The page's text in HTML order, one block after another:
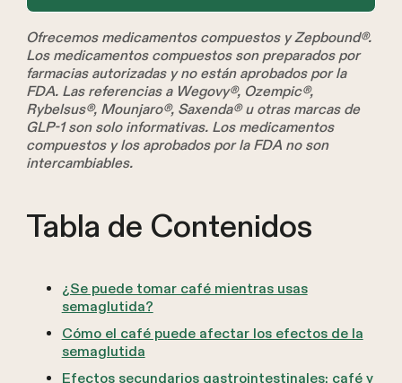
Ofrecemos medicamentos compuestos y Zepbound®.
Los medicamentos compuestos son preparados por
farmacias autorizadas y no están aprobados por la
FDA. Las referencias a Wegovy®, Ozempic®,
Rybelsus®, Mounjaro®, Saxenda® u otras marcas de
GLP-1 son solo informativas. Los medicamentos
compuestos y los aprobados por la FDA no son
intercambiables.
Tabla de Contenidos
¿Se puede tomar café mientras usas
semaglutida?
Cómo el café puede afectar los efectos de la
semaglutida
Efectos secundarios gastrointestinales: café y